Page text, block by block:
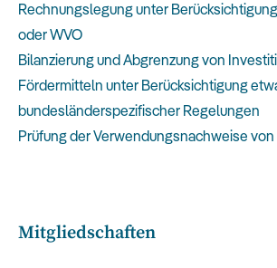
Rechnungslegung unter
oder WVO
Bilanzierung und Abgrenzung von
Fördermitteln unter Berücksichtigung
bundesländerspezifischer Regelungen
Prüfung der Verwendungsnachweise
Mitgliedschaften